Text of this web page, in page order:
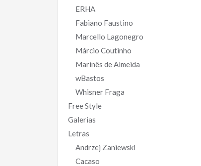
ERHA
Fabiano Faustino
Marcello Lagonegro
Márcio Coutinho
Marinês de Almeida
wBastos
Whisner Fraga
Free Style
Galerias
Letras
Andrzej Zaniewski
Cacaso